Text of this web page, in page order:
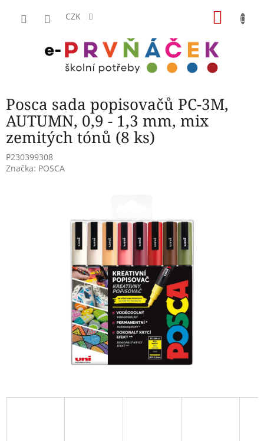
CZK
Posca sada popisovačů PC-3M,
AUTUMN, 0,9 - 1,3 mm, mix
zemitých tónů (8 ks)
P230399308
Značka: POSCA